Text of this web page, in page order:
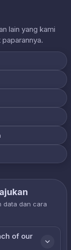
lain yang kami
data dan cara
of our